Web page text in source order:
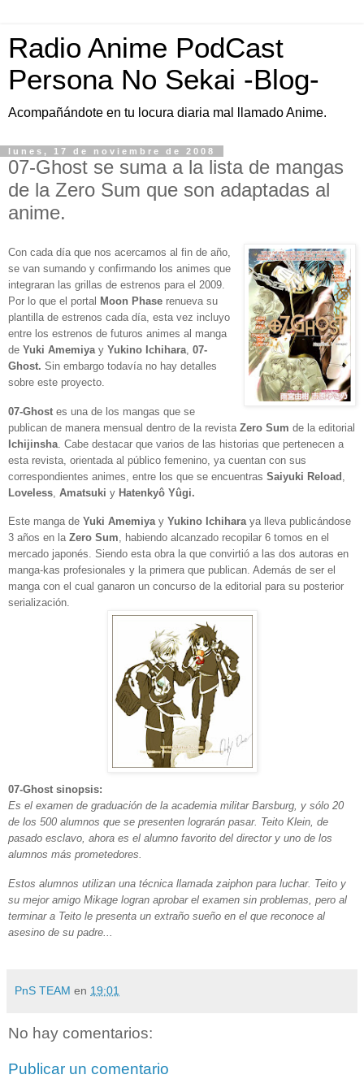
Radio Anime PodCast
Persona No Sekai -Blog-
Acompañándote en tu locura diaria mal llamado Anime.
lunes, 17 de noviembre de 2008
07-Ghost se suma a la lista de mangas
de la Zero Sum que son adaptadas al
anime.
Con cada día que nos acercamos al fin de año,
se van sumando y confirmando los animes que
integraran las grillas de estrenos para el 2009.
Por lo que el portal Moon Phase renueva su
plantilla de estrenos cada día, esta vez incluyo
entre los estrenos de futuros animes al manga
de Yuki Amemiya y Yukino Ichihara 07-
Ghost. Sin embargo todavía no hay detalles
sobre este proyecto.
07-Ghost es una de los mangas que se
publican de manera mensual dentro de la revista Zero Sum de la editorial
Ichijinsha . Cabe destacar que varios de las historias que pertenecen a
esta revista, orientada al público femenino, ya cuentan con sus
correspondientes animes, entre los que se encuentras Saiyuki Reload
Loveless Amatsuki y Hatenkyô Yûgi.
Este manga de Yuki Amemiyay Yukino Ichihara ya lleva publicándose
3 años en la Zero Sum, habiendo alcanzado recopilar 6 tomos en el
mercado japonés. Siendo esta obra la que convirtió a las dos autoras en
manga-kas profesionales y la primera que publican. Además de ser el
manga con el cual ganaron un concurso de la editorial para su posterior
serialización.
07-Ghost sinopsis:
Es el examen de graduación de la academia militar Barsburg, y sólo 20
de los 500 alumnos que se presenten lograrán pasar. Teito Klein, de
pasado esclavo, ahora es el alumno favorito del director y uno de los
alumnos más prometedores.
Estos alumnos utilizan una técnica llamada zaiphon para luchar. Teito y
su mejor amigo Mikage logran aprobar el examen sin problemas, pero al
terminar a Teito le presenta un extraño sueño en el que reconoce al
asesino de su padre...
PnS TEAM en 19:01
No hay comentarios:
Publicar un comentario